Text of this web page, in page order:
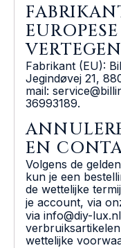
EUROPESE
Fabrikant (EU):
Jegindøvej 21,
mail:
36993189.
EN
Volgens de
kun je een
de wettelijke
je account, via
via info@diy-
wettelijke